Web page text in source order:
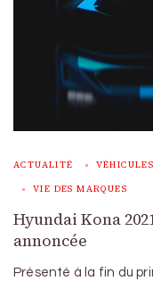
ACTUALITÉ
VIE DES MARQUES
Hyundai Kona
annoncée
Présenté à la fin du